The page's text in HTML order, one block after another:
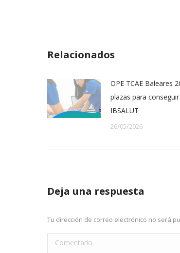
Relacionados
OPE TCAE Baleares
plazas para
IBSALUT
26/05/2026
Deja una respuesta
Tu dirección de correo electrónico no será
Comentario